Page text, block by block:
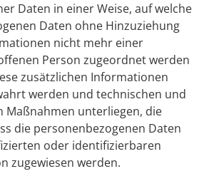
Daten in einer Weise, auf welche
Daten ohne Hinzuziehung
nicht mehr einer
Person zugeordnet werden
zusätzlichen Informationen
werden und technischen und
Maßnahmen unterliegen, die
die personenbezogenen Daten
oder identifizierbaren
zugewiesen werden.